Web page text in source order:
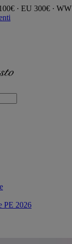
· EU 300€ ·
PE 2026